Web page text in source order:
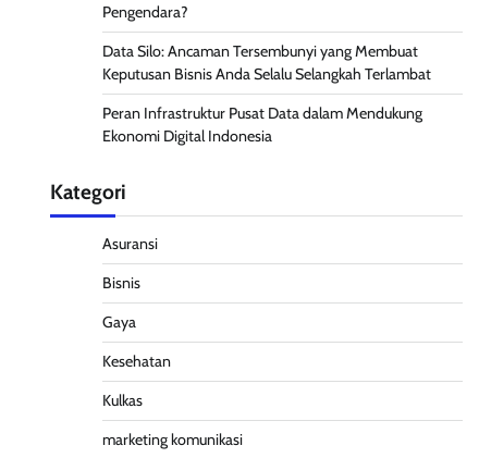
Pengendara?
Data Silo: Ancaman Tersembunyi yang Membuat
Keputusan Bisnis Anda Selalu Selangkah Terlambat
Peran Infrastruktur Pusat Data dalam Mendukung
Ekonomi Digital Indonesia
Kategori
Asuransi
Bisnis
Gaya
Kesehatan
Kulkas
marketing komunikasi